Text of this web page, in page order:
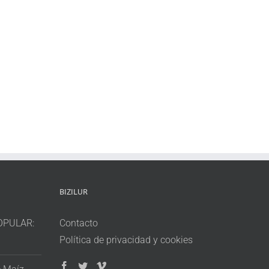
BIZILUR
Contacto
Política de privacidad y cookies